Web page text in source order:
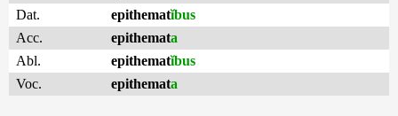
Dat.
epithematĭbus
Acc.
epithemata
Abl.
epithematĭbus
Voc.
epithemata